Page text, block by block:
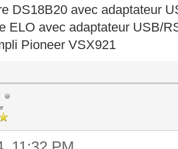
DS18B20 avec adaptateur
ELO avec adaptateur USB/
Pioneer VSX921